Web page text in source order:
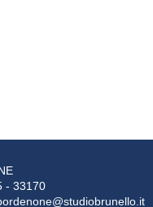
- 33170